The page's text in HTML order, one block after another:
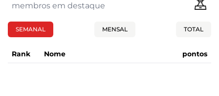
membros em destaque
SEMANAL MENSAL TOTAL
Rank Nome pontos